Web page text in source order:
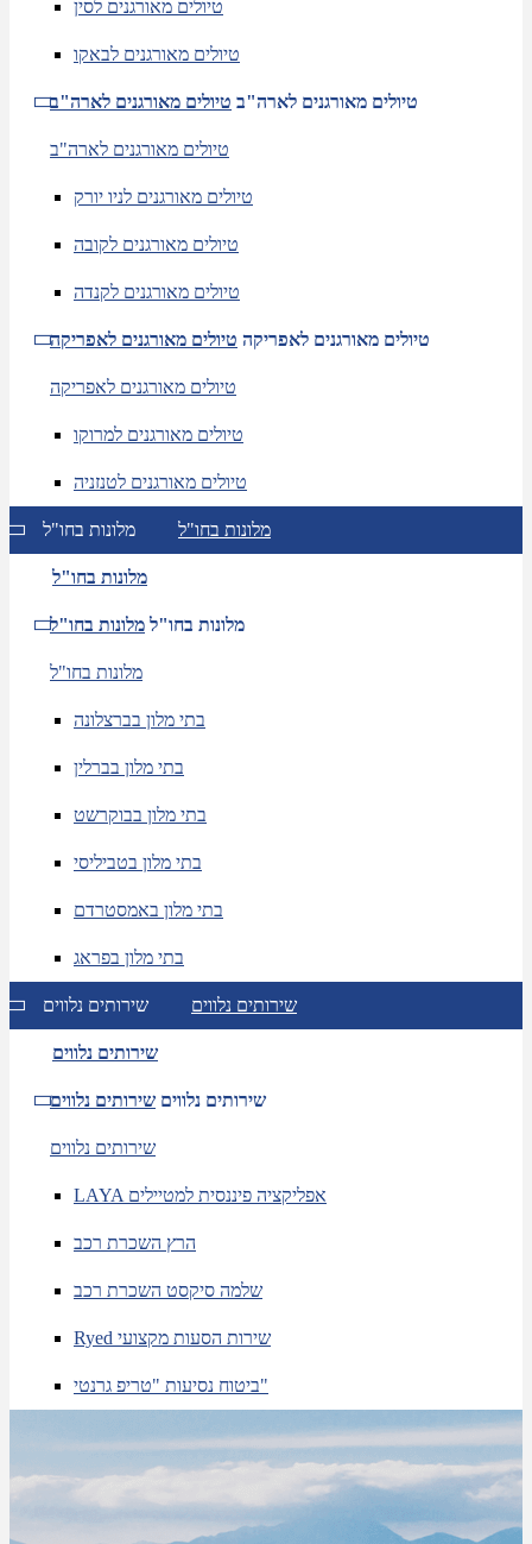
טיולים מאורגנים לסין
טיולים מאורגנים לבאקו
טיולים מאורגנים לארה"ב טיולים מאורגנים לארה"ב
טיולים מאורגנים לארה"ב
טיולים מאורגנים לניו יורק
טיולים מאורגנים לקובה
טיולים מאורגנים לקנדה
טיולים מאורגנים לאפריקה טיולים מאורגנים לאפריקה
טיולים מאורגנים לאפריקה
טיולים מאורגנים למרוקו
טיולים מאורגנים לטנזניה
מלונות בחו"ל מלונות בחו"ל
מלונות בחו"ל
מלונות בחו"ל מלונות בחו"ל
מלונות בחו"ל
בתי מלון בברצלונה
בתי מלון בברלין
בתי מלון בבוקרשט
בתי מלון בטביליסי
בתי מלון באמסטרדם
בתי מלון בפראג
שירותים נלווים שירותים נלווים
שירותים נלווים
שירותים נלווים שירותים נלווים
שירותים נלווים
LAYA אפליקציה פיננסית למטיילים
הרץ השכרת רכב
שלמה סיקסט השכרת רכב
Ryed שירות הסעות מקצועי
ביטוח נסיעות "טריפ גרנטי"